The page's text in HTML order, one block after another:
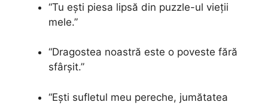
“Tu ești piesa lipsă din puzzle-ul vieții
mele.”
“Dragostea noastră este o poveste fără
sfârșit.”
“Ești sufletul meu pereche, jumătatea